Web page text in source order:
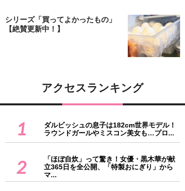
シリーズ「買ってよかったもの」
【絶賛更新中！】
アクセスランキング
1
ダルビッシュの息子は182cm世界モデル！
ラウンドガールやミスコン美女も…プロ...
2
「ほぼ自炊」って驚き！女優・黒木華が献
立365日を全公開、「特製おにぎり」から
マ...